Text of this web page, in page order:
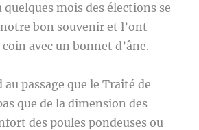
mois des élections se
bon souvenir et l’ont
avec un bonnet d’âne.
au passage que le Traité de
que de la dimension des
des poules pondeuses ou